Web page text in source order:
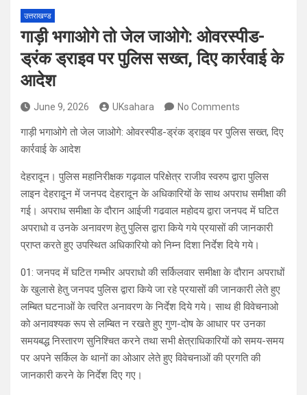
उत्तराखण्ड
गाड़ी भगाओगे तो जेल जाओगे: ओवरस्पीड-
ड्रंक ड्राइव पर पुलिस सख्त, दिए कार्रवाई के
आदेश
June 9, 2026 UKsahara No Comments
गाड़ी भगाओगे तो जेल जाओगे: ओवरस्पीड-ड्रंक ड्राइव पर पुलिस सख्त, दिए
कार्रवाई के आदेश
देहरादून। पुलिस महानिरीक्षक गढ़वाल परिक्षेत्र राजीव स्वरुप द्वारा पुलिस
लाइन देहरादून में जनपद देहरादून के अधिकारियों के साथ अपराध समीक्षा की
गई। अपराध समीक्षा के दौरान आईजी गढवाल महोदय द्वारा जनपद में घटित
अपराधो व उनके अनावरण हेतु पुलिस द्वारा किये गये प्रयासों की जानकारी
प्राप्त करते हुए उपस्थित अधिकारियो को निम्न दिशा निर्देश दिये गये।
01: जनपद में घटित गम्भीर अपराधो की सर्किलवार समीक्षा के दौरान अपराधों
के खुलासे हेतु जनपद पुलिस द्वारा किये जा रहे प्रयासों की जानकारी लेते हुए
लम्बित घटनाओं के त्वरित अनावरण के निर्देश दिये गये। साथ ही विवेचनाओ
को अनावश्यक रूप से लम्बित न रखते हुए गुण-दोष के आधार पर उनका
समयबद्ध निस्तारण सुनिश्चित करने तथा सभी क्षेत्राधिकारियों को समय-समय
पर अपने सर्किल के थानों का ओआर लेते हुए विवेचनाओं की प्रगति की
जानकारी करने के निर्देश दिए गए।